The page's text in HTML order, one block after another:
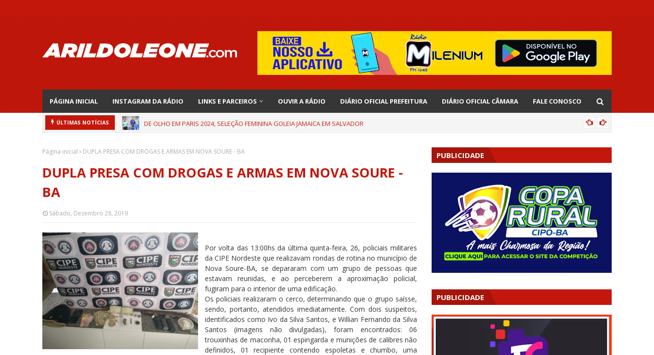
PÁGINA INICIAL INSTAGRAM DA RÁDIO LINKS E PARCEIROS OUVIR A RÁDIO DIÁRIO OFICIAL PREFEITURA DIÁRIO OFICIAL CÂMARA FALE CONOSCO
ÚLTIMAS NOTÍCIAS DE OLHO EM PARIS 2024, SELEÇÃO FEMININA GOLEIA JAMAICA EM SALVADOR
Página inicial DUPLA PRESA COM DROGAS E ARMAS EM NOVA SOURE - BA
DUPLA PRESA COM DROGAS E ARMAS EM NOVA SOURE -
BA
Sábado, Dezembro 28, 2019
Por volta das 13:00hs da última quinta-feira, 26, policiais militares
da CIPE Nordeste que realizavam rondas de rotina no município de
Nova Soure-BA, se depararam com um grupo de pessoas que
estavam reunidas, e ao perceberem a aproximação policial,
fugiram para o interior de uma edificação.
Os policiais realizaram o cerco, determinando que o grupo saísse,
sendo, portanto, atendidos imediatamente. Com dois suspeitos,
identificados como Ivo da Silva Santos, e Willian Fernando da Silva
Santos (imagens não divulgadas), foram encontrados: 06
trouxinhas de maconha, 01 espingarda e munições de calibres não
definidos, 01 recipiente contendo espoletas e chumbo, uma
PUBLICIDADE
PUBLICIDADE